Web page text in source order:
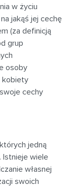
w życiu
jakąś jej cechę
(za definicją
grup
osoby
kobiety
cechy
jedną
Istnieje wiele
własnej
swoich